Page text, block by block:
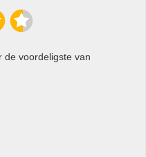
de voordeligste van